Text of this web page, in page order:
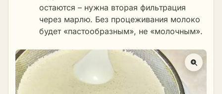
остаются – нужна вторая фильтрация
через марлю. Без процеживания молоко
будет «пастообразным», не «молочным».